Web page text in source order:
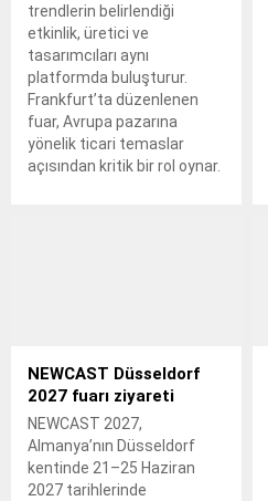
trendlerin belirlendiği
etkinlik, üretici ve
tasarımcıları aynı
platformda buluşturur.
Frankfurt’ta düzenlenen
fuar, Avrupa pazarına
yönelik ticari temaslar
açısından kritik bir rol oynar.
NEWCAST Düsseldorf
2027 fuarı ziyareti
NEWCAST 2027,
Almanya’nın Düsseldorf
kentinde 21–25 Haziran
2027 tarihlerinde